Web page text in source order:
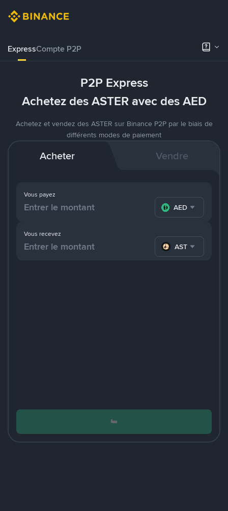
ExpressCompte P2P
P2P Express
Achetez des ASTER avec des AED
Achetez et vendez des ASTER sur Binance P2P par le biais de
différents modes de paiement
Acheter Vendre
Vous payez
AED
Vous recevez
ASTER